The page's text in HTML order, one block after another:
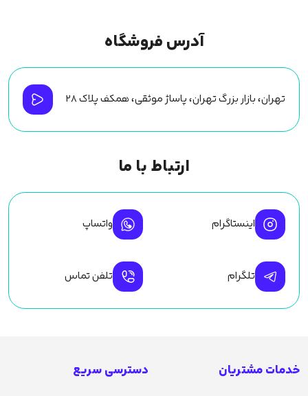
آدرس فروشگاه
تهران، بازار بزرگ تهران، پاساژ موثقی، همکف پلاک ۲۸
ارتباط با ما
اینستاگرام واتساپ
تلگرام تلفن تماس
خدمات مشتریان دسترسی سریع